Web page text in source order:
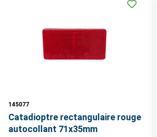
145077
Catadioptre rectangulaire rouge
autocollant 71x35mm